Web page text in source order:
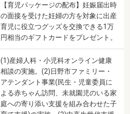
【育児パッケージの配布】妊娠届出時
の面接を受けた妊婦の方を対象に出産
育児に役立つグッズを交換できる1万
円相当のギフトカードをプレゼント。
(1)産婦人科・小児科オンライン健康
相談の実施。(2)日野市ファミリー・
アテンダント事業(民生・児童委員に
よる赤ちゃん訪問、未就園児のいる家
庭への寄り添い支援を組み合わせた子